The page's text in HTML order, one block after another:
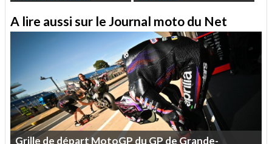
A lire aussi sur le Journal moto du Net
Grille de départ MotoGP duGPdeGrande-